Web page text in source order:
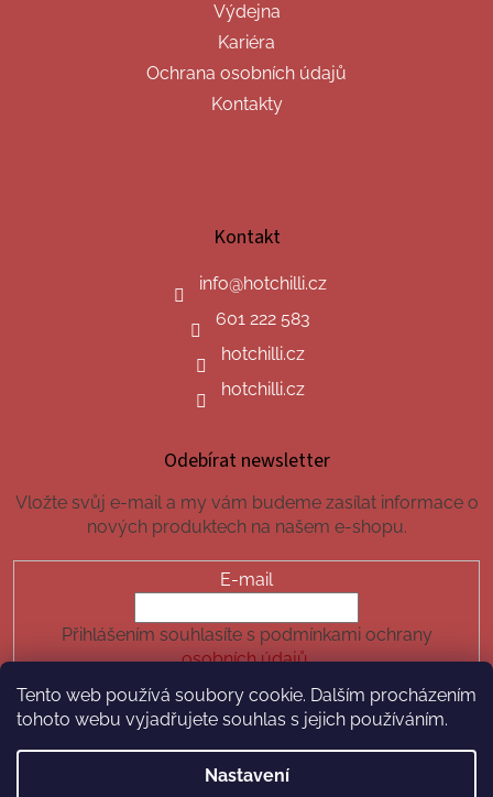
Tento web používá soubory cookie. Dalším procházením
tohoto webu vyjadřujete souhlas s jejich používáním.
Nastavení
Výdejna
Kariéra
Ochrana osobních údajů
Kontakty
Kontakt
info@hotchilli.cz
601 222 583
hotchilli.cz
hotchilli.cz
Odebírat newsletter
Vložte svůj e-mail a my vám budeme zasílat informace o
nových produktech na našem e-shopu.
E-mail
Přihlášením souhlasíte s podmínkami ochrany
osobních údajů.
PŘIHLÁSIT SE